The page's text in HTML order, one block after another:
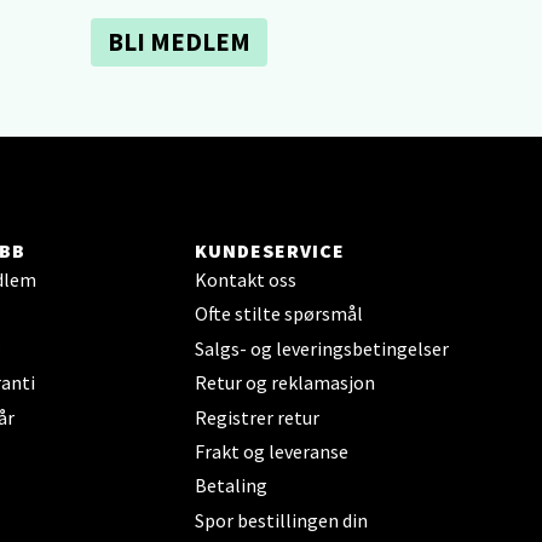
BLI MEDLEM
KUNDESERVICE
Kontakt oss
Ofte stilte spørsmål
Salgs- og leveringsbetingelser
Retur og reklamasjon
Registrer retur
Frakt og leveranse
Betaling
Spor bestillingen din